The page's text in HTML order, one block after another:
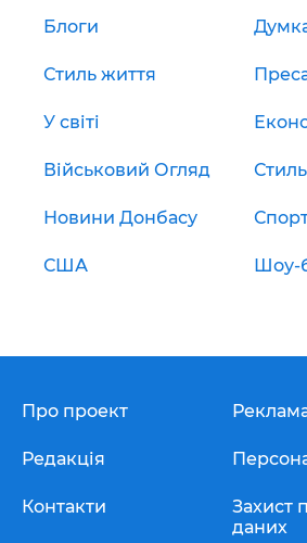
Блоги
Стиль життя
У світі
Військовий Огляд Стиль
Новини Донбасу
США Шоу-
Про проект
Редакція
Контакти
Захист
даних